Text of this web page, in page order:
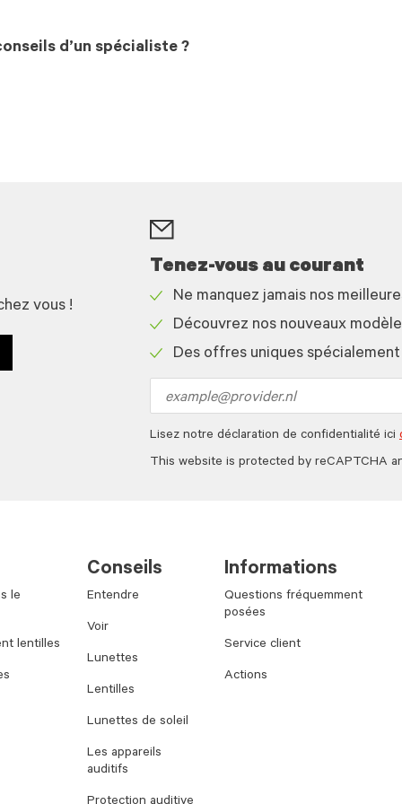
d’un spécialiste ?
vous !
Tenez-vous au courant
icon
Ne manquez jamais nos
icon
Découvrez nos nouveaux
Des offres uniques
address
Lisez notre déclaration de confidentialité ici
This website is protected by reCAPTCHA
le
lentilles
Conseils
Entendre
Voir
Lunettes
Lentilles
Lunettes de soleil
Les appareils
auditifs
Informations
Questions fréquemment
posées
Service client
Actions